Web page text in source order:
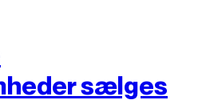
sælges